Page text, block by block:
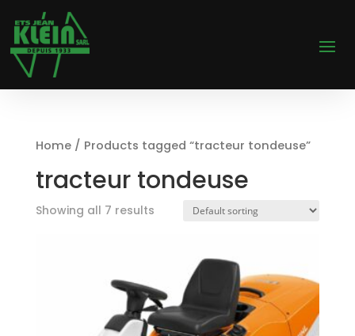
Home/ Products tagged “tracteur tondeuse”
tracteur tondeuse
Showing all 7 results